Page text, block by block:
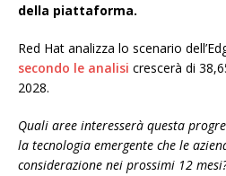
della piattaforma.
Red Hat analizza lo scenario
secondo le analisi crescerà di
2028.
Quali aree interesserà questa
la tecnologia emergente che le
considerazione nei prossimi 12